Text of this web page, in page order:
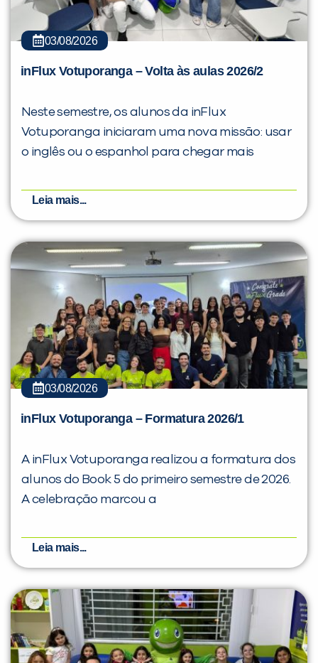
03/08/2026
inFlux Votuporanga – Volta às aulas 2026/2
Neste semestre, os alunos da inFlux
Votuporanga iniciaram uma nova missão: usar
o inglês ou o espanhol para chegar mais
Leia mais...
03/08/2026
inFlux Votuporanga – Formatura 2026/1
A inFlux Votuporanga realizou a formatura dos
alunos do Book 5 do primeiro semestre de 2026.
A celebração marcou a
Leia mais...